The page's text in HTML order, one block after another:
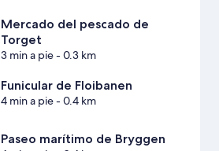
Mercado del pescado de
Torget
3 min a pie- 0.3 km
Funicular de Floibanen
4 min a pie- 0.4 km
Paseo marítimo de Bryggen